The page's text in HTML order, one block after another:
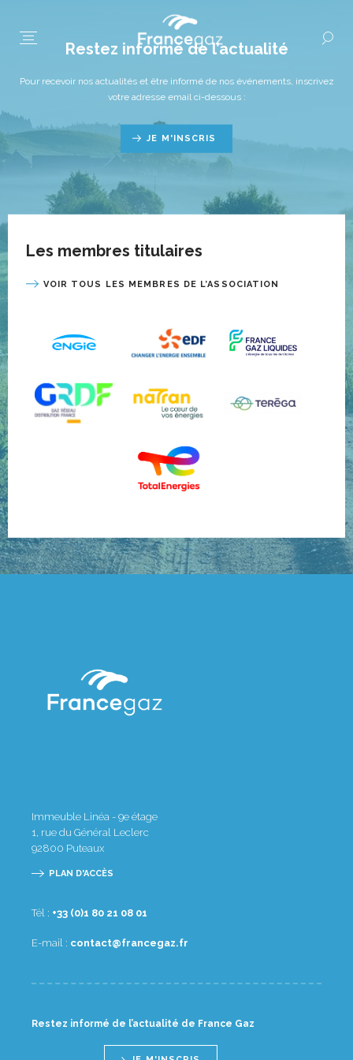
Restez informé de l’actualité
Pour recevoir nos actualités et être informé de nos événements, inscrivez
votre adresse email ci-dessous :
JE M'INSCRIS
Les membres titulaires
VOIR TOUS LES MEMBRES DE L’ASSOCIATION
Immeuble Linéa - 9e étage
1, rue du Général Leclerc
92800 Puteaux
PLAN D'ACCÈS
Tél : 10 80 12 08 1(0) 33+
E-mail : rf.zagecnarf@tcatnoc
Restez informé de l’actualité de France Gaz